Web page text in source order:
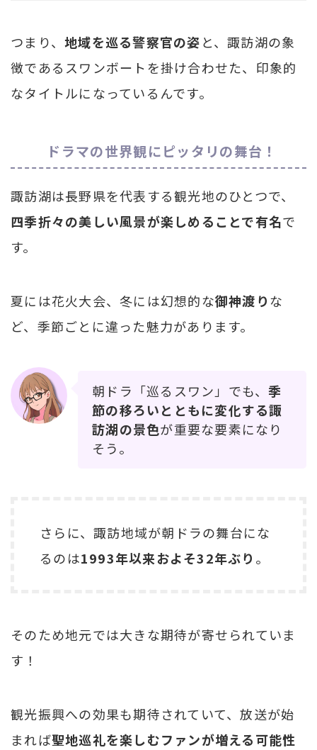
つまり、地域を巡る警察官の姿と、諏訪湖の象
徴であるスワンボートを掛け合わせた、印象的
なタイトルになっているんです。
ドラマの世界観にピッタリの舞台！
諏訪湖は長野県を代表する観光地のひとつで、
四季折々の美しい風景が楽しめることで有名で
す。
夏には花火大会、冬には幻想的な御神渡りな
ど、季節ごとに違った魅力があります。
朝ドラ「巡るスワン」でも、季
節の移ろいとともに変化する諏
訪湖の景色が重要な要素になり
そう。
さらに、諏訪地域が朝ドラの舞台にな
るのは1993年以来およそ32年ぶり 。
そのため地元では大きな期待が寄せられていま
す！
観光振興への効果も期待されていて、放送が始
まれば聖地巡礼を楽しむファンが増える可能性